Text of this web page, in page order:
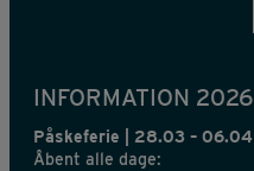
INFORMATION 2026
Påskeferie | 28.03 – 06.04
Åbent alle dage: